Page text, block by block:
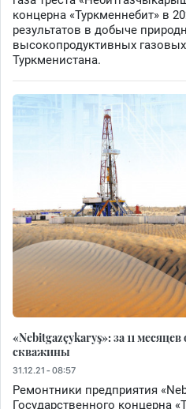
концерна «Туркменнебит» в
результатов в добыче
высокопродуктивных
Туркменистана.
«Nebitgazçykaryş»: за 11
скважины
31.12.21 - 08:57
Ремонтники предприятия
Государственного концерна